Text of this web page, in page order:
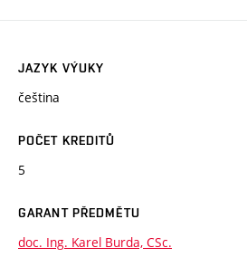
JAZYK VÝUKY
čeština
POČET KREDITŮ
5
GARANT PŘEDMĚTU
doc. Ing. Karel Burda, CSc.